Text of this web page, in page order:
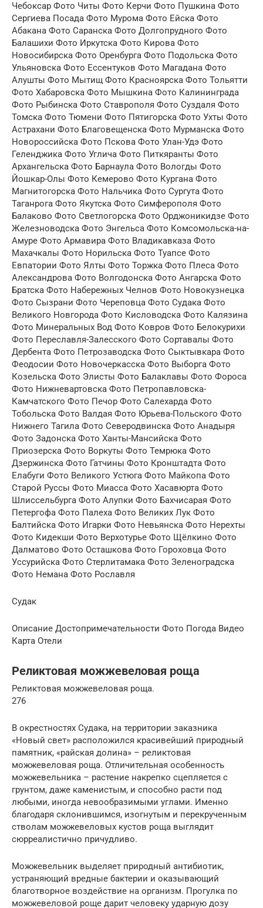
Чебоксар Фото Читы Фото Керчи Фото Пушкина Фото
Сергиева Посада Фото Мурома Фото Ейска Фото
Абакана Фото Саранска Фото Долгопрудного Фото
Балашихи Фото Иркутска Фото Кирова Фото
Новосибирска Фото Оренбурга Фото Подольска Фото
Ульяновска Фото Ессентуков Фото Магадана Фото
Алушты Фото Мытищ Фото Красноярска Фото Тольятти
Фото Хабаровска Фото Мышкина Фото Калининграда
Фото Рыбинска Фото Ставрополя Фото Суздаля Фото
Томска Фото Тюмени Фото Пятигорска Фото Ухты Фото
Астрахани Фото Благовещенска Фото Мурманска Фото
Новороссийска Фото Пскова Фото Улан-Удэ Фото
Геленджика Фото Углича Фото Питкяранты Фото
Архангельска Фото Барнаула Фото Вологды Фото
Йошкар-Олы Фото Кемерово Фото Кургана Фото
Магнитогорска Фото Нальчика Фото Сургута Фото
Таганрога Фото Якутска Фото Симферополя Фото
Балаково Фото Светлогорска Фото Орджоникидзе Фото
Железноводска Фото Энгельса Фото Комсомольска-на-
Амуре Фото Армавира Фото Владикавказа Фото
Махачкалы Фото Норильска Фото Туапсе Фото
Евпатории Фото Ялты Фото Торжка Фото Плеса Фото
Александрова Фото Волгодонска Фото Ангарска Фото
Братска Фото Набережных Челнов Фото Новокузнецка
Фото Сызрани Фото Череповца Фото Судака Фото
Великого Новгорода Фото Кисловодска Фото Калязина
Фото Минеральных Вод Фото Ковров Фото Белокурихи
Фото Переславля-Залесского Фото Сортавалы Фото
Дербента Фото Петрозаводска Фото Сыктывкара Фото
Феодосии Фото Новочеркасска Фото Выборга Фото
Козельска Фото Элисты Фото Балаклавы Фото Фороса
Фото Нижневартовска Фото Петропавловска-
Камчатского Фото Печор Фото Салехарда Фото
Тобольска Фото Валдая Фото Юрьева-Польского Фото
Нижнего Тагила Фото Северодвинска Фото Анадыря
Фото Задонска Фото Ханты-Мансийска Фото
Приозерска Фото Воркуты Фото Темрюка Фото
Дзержинска Фото Гатчины Фото Кронштадта Фото
Елабуги Фото Великого Устюга Фото Майкопа Фото
Старой Руссы Фото Миасса Фото Хасавюрта Фото
Шлиссельбурга Фото Алупки Фото Бахчисарая Фото
Петергофа Фото Палеха Фото Великих Лук Фото
Балтийска Фото Игарки Фото Невьянска Фото Нерехты
Фото Кидекши Фото Верхотурье Фото Щёлкино Фото
Далматово Фото Осташкова Фото Гороховца Фото
Уссурийска Фото Стерлитамака Фото Зеленоградска
Фото Немана Фото Рославля
Судак
Описание Достопримечательности Фото Погода Видео
Карта Отели
Реликтовая можжевеловая роща
Реликтовая можжевеловая роща.
276
В окрестностях Судака, на территории заказника
«Новый свет» расположился красивейший природный
памятник, «райская долина» – реликтовая
можжевеловая роща. Отличительная особенность
можжевельника – растение накрепко сцепляется с
грунтом, даже каменистым, и способно расти под
любыми, иногда невообразимыми углами. Именно
благодаря склонившимся, изогнутым и перекрученным
стволам можжевеловых кустов роща выглядит
сюрреалистично причудливо.
Можжевельник выделяет природный антибиотик,
устраняющий вредные бактерии и оказывающий
благотворное воздействие на организм. Прогулка по
можжевеловой роще дарит человеку ударную дозу